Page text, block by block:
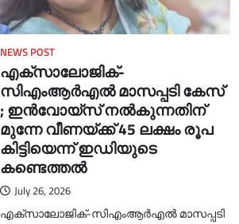
NEWS POST
എക്‌സാലോജിക്-
സിഎംആര്‍എല്‍ മാസപ്പടി കേസ്
; ഇന്‍വോയ്‌സ് നല്‍കുന്നതിന്
മുന്നേ വീണയ്ക്ക് 45 ലക്ഷം രൂപ
കിട്ടിയെന്ന് ഇഡിയുടെ
കണ്ടെത്തല്‍
July 26, 2026
എക്‌സാലോജിക്-സിഎംആര്‍എല്‍ മാസപ്പടി